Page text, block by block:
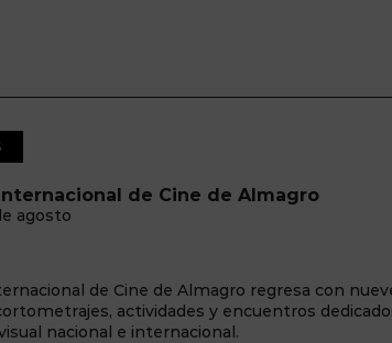
de Cine de Almagro
agosto
de Cine de Almagro regresa con
actividades y encuentros
nacional e internacional.